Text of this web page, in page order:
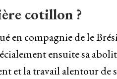
cotillon ?
en compagnie de le
ensuite sa
et la travail alentour de